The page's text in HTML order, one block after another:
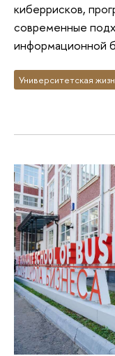
киберрисков,
современные
информационной
Университетская